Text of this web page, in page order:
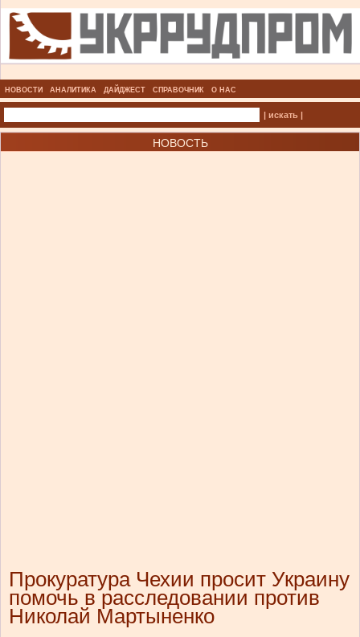
НОВОСТИ АНАЛИТИКА ДАЙДЖЕСТ СПРАВОЧНИК О НАС
| искать |
НОВОСТЬ
Прокуратура Чехии просит Украину
помочь в расследовании против
Николай Мартыненко